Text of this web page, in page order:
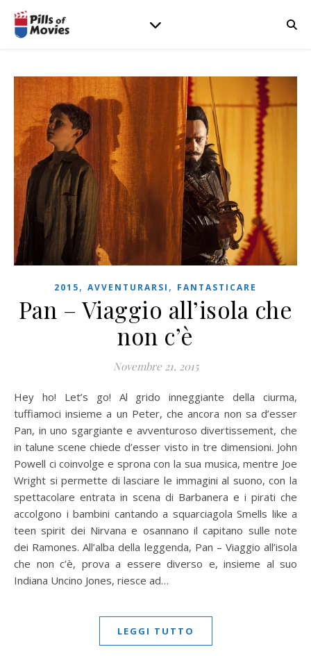
2015, AVVENTURARSI , FANTASTICARE
Pan – Viaggio all’isola che
non c’è
Novembre 21, 2015
Hey ho! Let’s go! Al grido inneggiante della ciurma,
tuffiamoci insieme a un Peter, che ancora non sa d’esser
Pan, in uno sgargiante e avventuroso divertissement, che
in talune scene chiede d’esser visto in tre dimensioni. John
Powell ci coinvolge e sprona con la sua musica, mentre Joe
Wright si permette di lasciare le immagini al suono, con la
spettacolare entrata in scena di Barbanera e i pirati che
accolgono i bambini cantando a squarciagola Smells like a
teen spirit dei Nirvana e osannano il capitano sulle note
dei Ramones. All’alba della leggenda, Pan – Viaggio all’isola
che non c’è, prova a essere diverso e, insieme al suo
Indiana Uncino Jones, riesce ad…
LEGGI TUTTO